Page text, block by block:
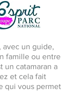
avec un guide,
famille ou entre
un catamaran a
et cela fait
qui vous permet